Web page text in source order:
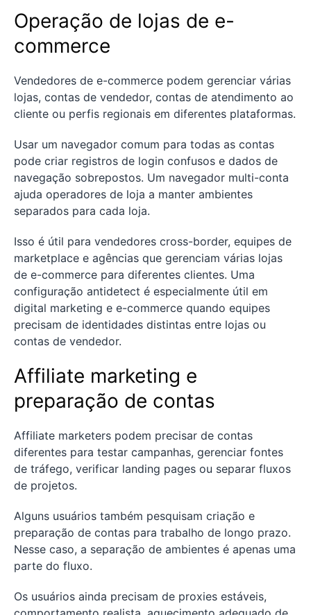
Operação de lojas de e-
commerce
Vendedores de e-commerce podem gerenciar várias
lojas, contas de vendedor, contas de atendimento ao
cliente ou perfis regionais em diferentes plataformas.
Usar um navegador comum para todas as contas
pode criar registros de login confusos e dados de
navegação sobrepostos. Um navegador multi-conta
ajuda operadores de loja a manter ambientes
separados para cada loja.
Isso é útil para vendedores cross-border, equipes de
marketplace e agências que gerenciam várias lojas
de e-commerce para diferentes clientes. Uma
configuração antidetect é especialmente útil em
digital marketing e e-commerce quando equipes
precisam de identidades distintas entre lojas ou
contas de vendedor.
Affiliate marketing e
preparação de contas
Affiliate marketers podem precisar de contas
diferentes para testar campanhas, gerenciar fontes
de tráfego, verificar landing pages ou separar fluxos
de projetos.
Alguns usuários também pesquisam criação e
preparação de contas para trabalho de longo prazo.
Nesse caso, a separação de ambientes é apenas uma
parte do fluxo.
Os usuários ainda precisam de proxies estáveis,